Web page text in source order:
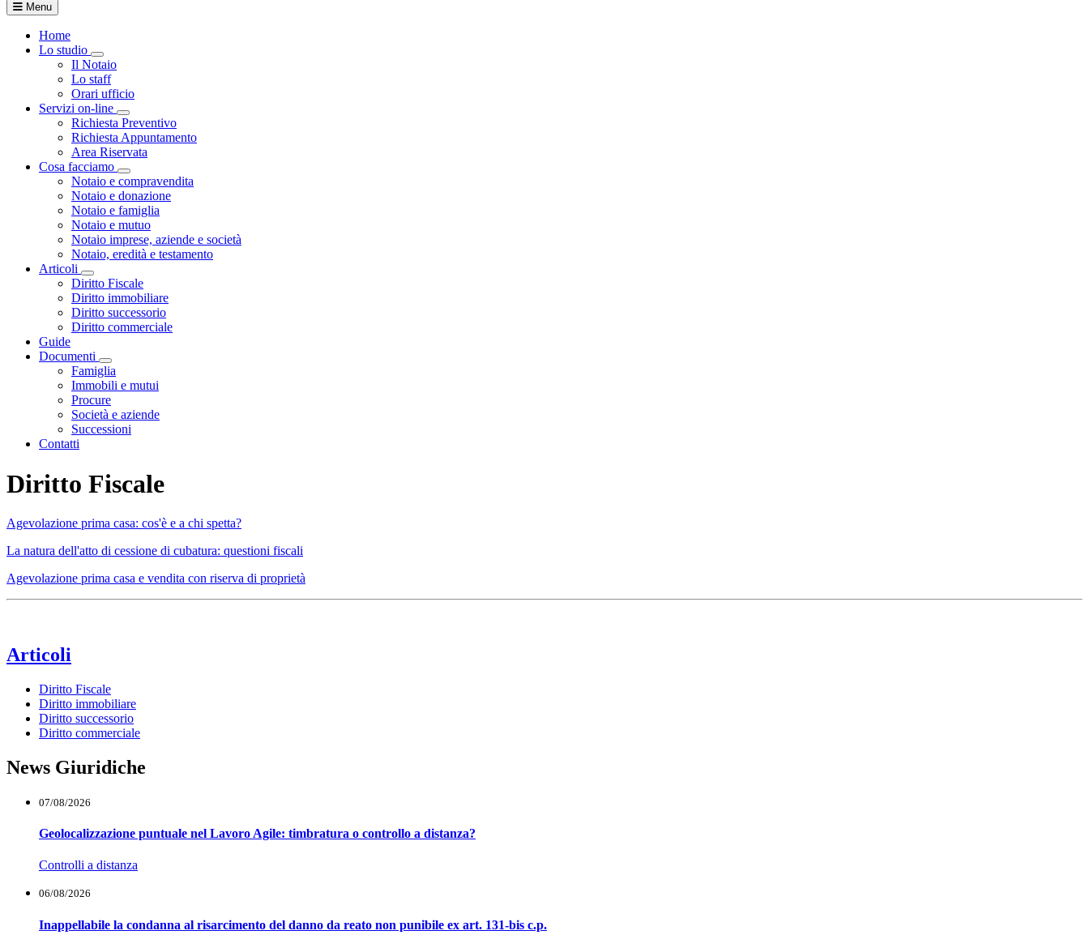
Menu
Home
Lo studio
Visualizza menù di secondo livello
Il Notaio
Lo staff
Orari ufficio
Servizi on-line
Visualizza menù di secondo livello
Richiesta Preventivo
Richiesta Appuntamento
Area Riservata
Cosa facciamo
Visualizza menù di secondo livello
Notaio e compravendita
Notaio e donazione
Notaio e famiglia
Notaio e mutuo
Notaio imprese, aziende e società
Notaio, eredità e testamento
Articoli
Visualizza menù di secondo livello
Diritto Fiscale
Diritto immobiliare
Diritto successorio
Diritto commerciale
Guide
Documenti
Visualizza menù di secondo livello
Famiglia
Immobili e mutui
Procure
Società e aziende
Successioni
Contatti
Diritto Fiscale
Agevolazione prima casa: cos'è e a chi spetta?
La natura dell'atto di cessione di cubatura: questioni fiscali
Agevolazione prima casa e vendita con riserva di proprietà
Articoli
Diritto Fiscale
Diritto immobiliare
Diritto successorio
Diritto commerciale
News Giuridiche
07/08/2026
Geolocalizzazione puntuale nel Lavoro Agile: timbratura o controllo a distanza?
Controlli a distanza
06/08/2026
Inappellabile la condanna al risarcimento del danno da reato non punibile ex art. 131-bis c.p.